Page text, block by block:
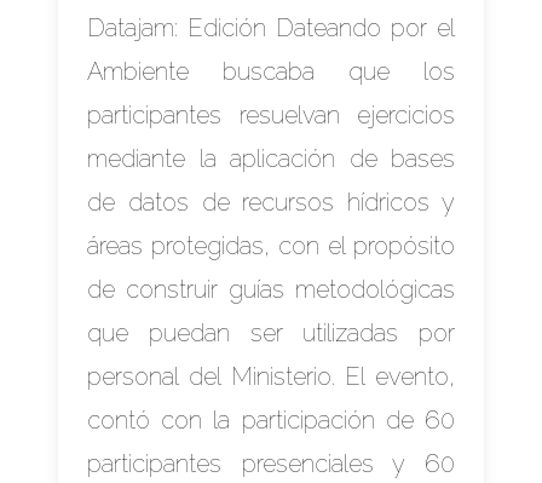
Datajam: Edición Dateando por el
Ambiente buscaba que los
participantes resuelvan ejercicios
mediante la aplicación de bases
de datos de recursos hídricos y
áreas protegidas, con el propósito
de construir guías metodológicas
que puedan ser utilizadas por
personal del Ministerio. El evento,
contó con la participación de 60
participantes presenciales y 60